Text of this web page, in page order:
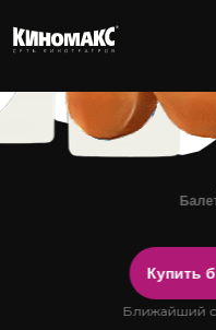
Купить
Ближайший